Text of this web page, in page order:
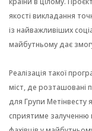
якості викладання
із найважливіших
майбутньому дає
Реалізація такої
міст, де розташовані
для Групи Метінвесту
сприятиме залученню